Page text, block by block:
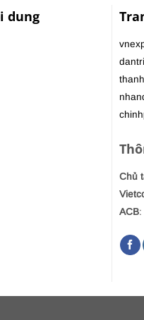
dung
Chủ
ACB: